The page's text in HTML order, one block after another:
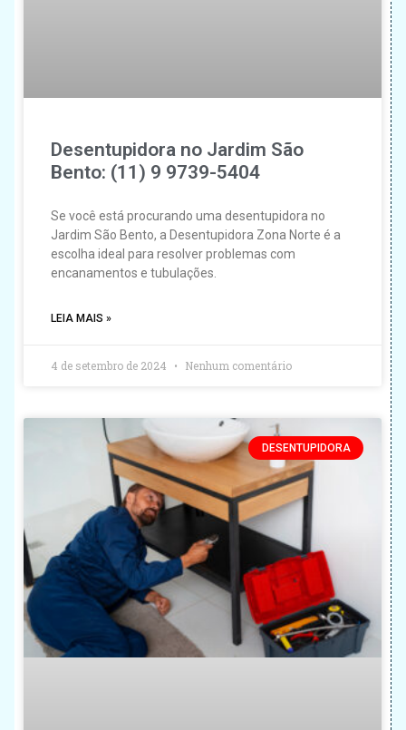
Desentupidora no Jardim São
Bento: (11) 9 9739-5404
Se você está procurando uma desentupidora no
Jardim São Bento, a Desentupidora Zona Norte é a
escolha ideal para resolver problemas com
encanamentos e tubulações.
LEIA MAIS »
4 de setembro de 2024 Nenhum comentário
DESENTUPIDORA